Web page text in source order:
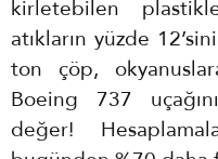
kirletebilen
atıkların yüzde
ton çöp,
Boeing 737
değer!